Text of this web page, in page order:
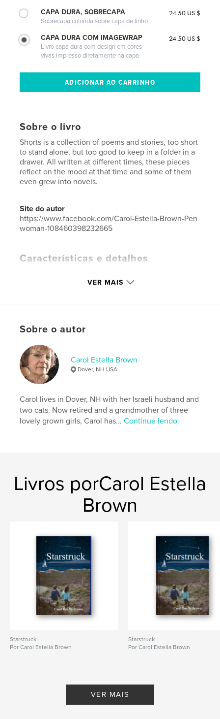
CAPA DURA, SOBRECAPA
Sobrecapa colorida sobre capa de linho
24.50 US $
CAPA DURA COM IMAGEWRAP
Livro capa dura com design em cores
vivas impresso diretamente na capa
24.50 US $
Sobre o livro
Shorts is a collection of poems and stories, too short
to stand alone, but too good to keep in a folder in a
drawer. All written at different times, these pieces
reflect on the mood at that time and some of them
even grew into novels.
Site do autor
https://www.facebook.com/Carol-Estella-Brown-Pen
woman-108460398232665
Características e detalhes
ISBN
Capa dura, Sobrecapa: 9781006391859
Capa dura com ImageWrap: 9781006391866
Data de publicação:
IdiomaEnglish
Palavras-chavee
poems , short stories
VER MAIS
Sobre o autor
Carol Estella Brown
Dover, NH USA
Carol lives in Dover, NH with her Israeli husband and
two cats. Now retired and a grandmother of three
lovely grown girls, Carol has...Continue lendo
Livros porCarol Estella
Brown
Starstruck
Por Carol Estella Brown
Starstruck
Por Carol Estella Brown
VER MAIS